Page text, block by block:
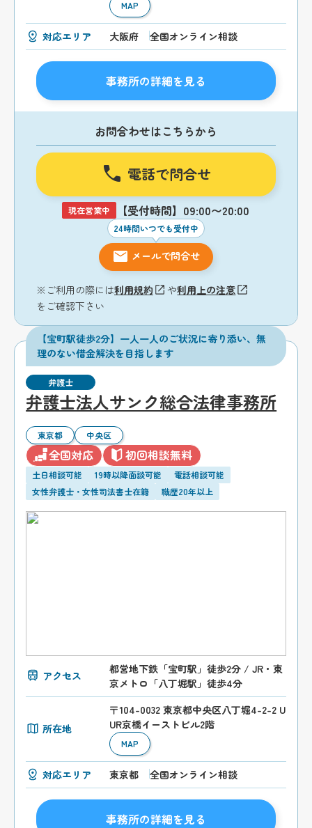
MAP
対応エリア 大阪府 全国オンライン相談
事務所の詳細を見る
お問合わせはこちらから
電話で問合せ
現在営業中 【受付時間】09:00〜20:00
24時間いつでも受付中
メールで問合せ
※ご利用の際には利用規約 や利用上の注意
をご確認下さい
【宝町駅徒歩2分】一人一人のご状況に寄り添い、無
理のない借金解決を目指します
弁護士
弁護士法人サンク総合法律事務所
東京都 中央区
全国対応 初回相談無料
土日相談可能 19時以降面談可能
電話相談可能
女性弁護士・女性司法書士在籍
職歴20年以上
アクセス
都営地下鉄「宝町駅」徒歩2分 / JR・東
京メトロ「八丁堀駅」徒歩4分
所在地
〒104-0032 東京都中央区八丁堀4-2-2 U
UR京橋イーストビル2階
MAP
対応エリア 東京都 全国オンライン相談
事務所の詳細を見る